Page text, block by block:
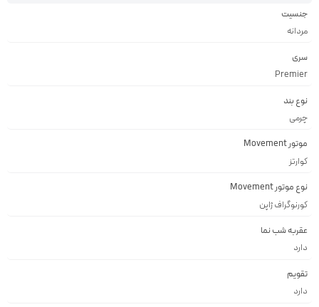
جنسیت
مردانه
سری
Premier
نوع بند
چرمی
موتور Movement
کوارتز
نوع موتور Movement
کورنوگراف ژاپن
عقربه شب نما
دارد
تقویم
دارد